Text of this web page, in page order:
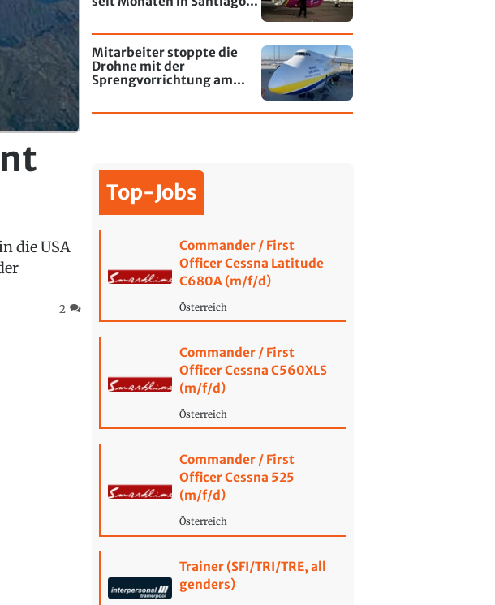
die USA
2
Mitarbeiter stoppte die
Drohne mit der
Sprengvorrichtung am
Top-Jobs
Commander / First
Officer Cessna Latitude
C680A (m/f/d)
Österreich
Commander / First
Officer Cessna C560XLS
(m/f/d)
Österreich
Commander / First
Officer Cessna 525
(m/f/d)
Österreich
Trainer (SFI/TRI/TRE, all
genders)